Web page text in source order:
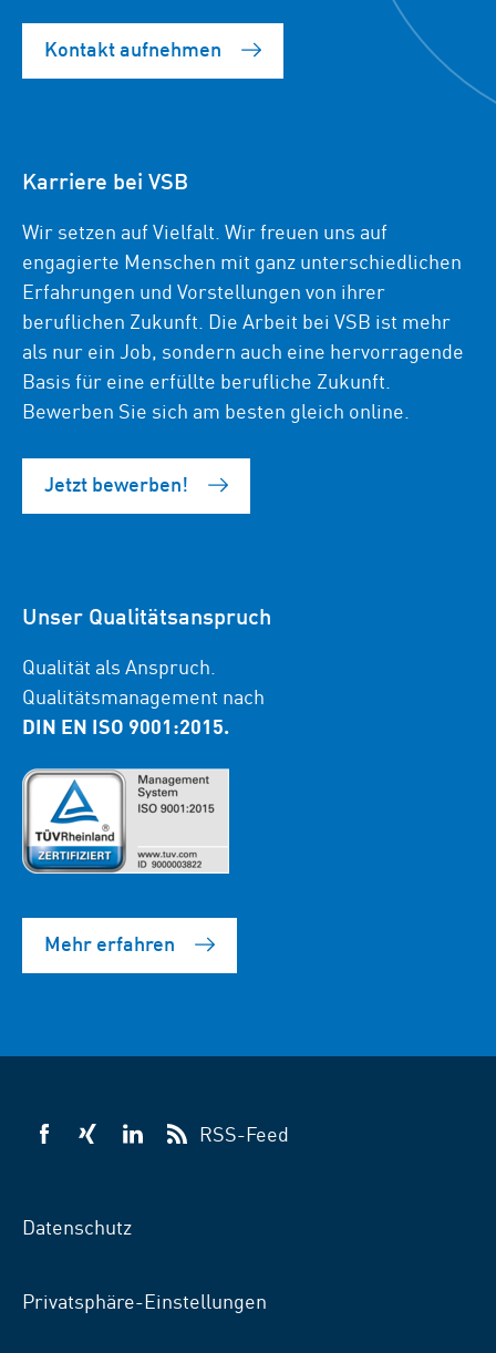
Kontakt aufnehmen
Karriere bei VSB
Wir setzen auf Vielfalt. Wir freuen uns auf
engagierte Menschen mit ganz unterschiedlichen
Erfahrungen und Vorstellungen von ihrer
beruflichen Zukunft. Die Arbeit bei VSB ist mehr
als nur ein Job, sondern auch eine hervorragende
Basis für eine erfüllte berufliche Zukunft.
Bewerben Sie sich am besten gleich online.
Jetzt bewerben!
Unser Qualitätsanspruch
Qualität als Anspruch.
Qualitätsmanagement nach
DIN EN ISO 9001:2015.
Mehr erfahren
VSB
VSB
VSB
RSS-Feed
Datenschutz
Privatsphäre-Einstellungen